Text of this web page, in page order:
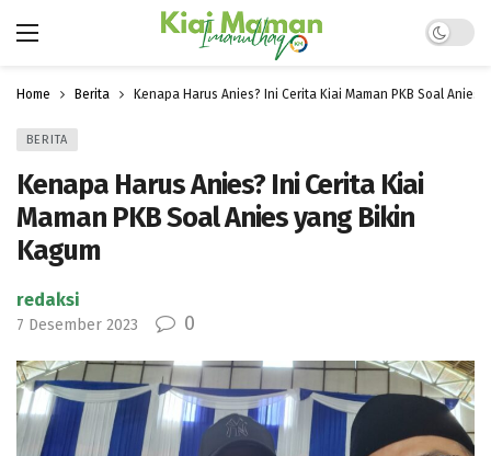
Dark
Home Berita Kenapa Harus Anies? Ini Cerita Kiai Maman PKB Soal Anies
BERITA
Kenapa Harus Anies? Ini Cerita Kiai
Maman PKB Soal Anies yang Bikin
Kagum
redaksi
7 Desember 2023 0